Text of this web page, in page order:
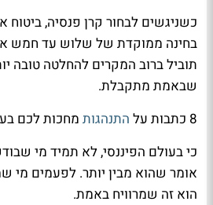
כשניגשים לבחור קרן פנסיה,
בחינה ממוקדת של שלוש עד חמש
תוביל ברוב המקרים להחלטה טובה
שבאמת מתקבלת.
8 כתבות על
התנהגותמחכות לכם
כי בעולם הפיננסי, לא תמיד מי
אומר שהוא מבין יותר. לפעמים מי
הוא זה שמרוויח באמת.